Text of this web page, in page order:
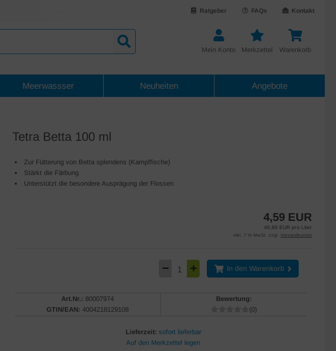
Kontakt
FAQs
Ratgeber
Warenkorb
Merkzettel
Mein Konto
Meerwassser Neuheiten Angebote
Tetra Betta 100 ml
Zur Fütterung von Betta splendens (Kampffische)
Stärkt die Färbung
Unterstützt die besondere Ausprägung der Flossen
4,59 EUR
45,90 EUR pro Liter
inkl. 7 % MwSt. zzgl. Versandkosten
In den Warenkorb
Art.Nr.: 80007974
GTIN/EAN: 4004218129108
Bewertung:
(0)
Lieferzeit: sofort lieferbar